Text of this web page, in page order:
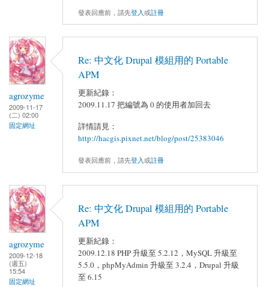
發表回應前，請先登入或註冊
agrozyme
2009-11-17
(二) 02:00
固定網址
Re: 中文化 Drupal 模組用的 Portable
APM
更新紀錄：
2009.11.17 把編號為 0 的使用者加回去
詳情請見：
http://hacgis.pixnet.net/blog/post/25383046
發表回應前，請先登入或註冊
agrozyme
2009-12-18
(週五)
15:54
固定網址
Re: 中文化 Drupal 模組用的 Portable
APM
更新紀錄：
2009.12.18 PHP 升級至 5.2.12，MySQL 升級至
5.5.0，phpMyAdmin 升級至 3.2.4，Drupal 升級
至 6.15